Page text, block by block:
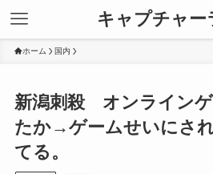
キャプチャー
ホーム 国内
新潟刺殺 オンライン
たか→ゲームせいにさ
てる。